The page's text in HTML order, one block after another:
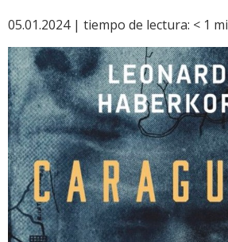
05.01.2024 | tiempo de lectura: < 1